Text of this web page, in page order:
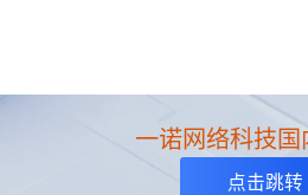
一诺网络科技国
点击跳转